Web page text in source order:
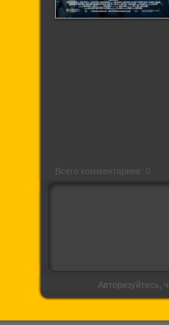
Всего комментариев: 0
Авторизуйтесь,